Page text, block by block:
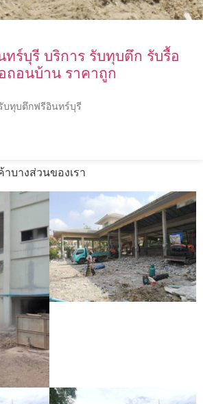
ร์บุรี บริการ รับทุบตึก รับรื้อ
ถอนบ้าน ราคาถูก
บทุบตึกฟรีอินทร์บุรี
บางส่วนของเรา